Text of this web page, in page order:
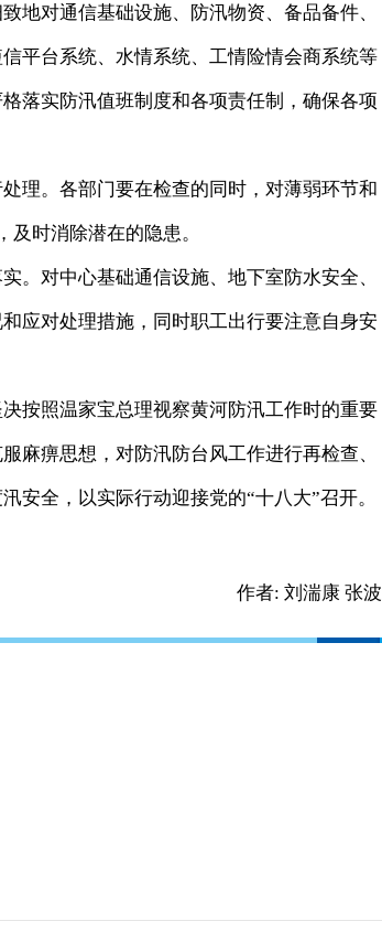
对通信基础设施、防汛物资、备品备件、
平台系统、水情系统、工情险情会商系统等
落实防汛值班制度和各项责任制，确保各项
。各部门要在检查的同时，对薄弱环节和
时消除潜在的隐患。
对中心基础通信设施、地下室防水安全、
应对处理措施，同时职工出行要注意自身安
照温家宝总理视察黄河防汛工作时的重要
麻痹思想，对防汛防台风工作进行再检查、
安全，以实际行动迎接党的“十八大”召开。
作者: 刘湍康 张波